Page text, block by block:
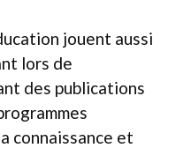
jouent aussi
lors de
des publications
connaissance et